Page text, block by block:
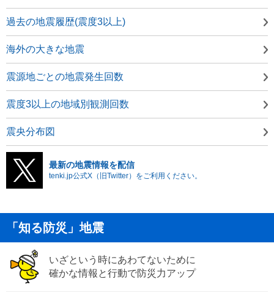
過去の地震履歴(震度3以上)
海外の大きな地震
震源地ごとの地震発生回数
震度3以上の地域別観測回数
震央分布図
最新の地震情報を配信
tenki.jp公式X（旧Twitter）をご利用ください。
「知る防災」地震
いざという時にあわてないために
確かな情報と行動で防災力アップ